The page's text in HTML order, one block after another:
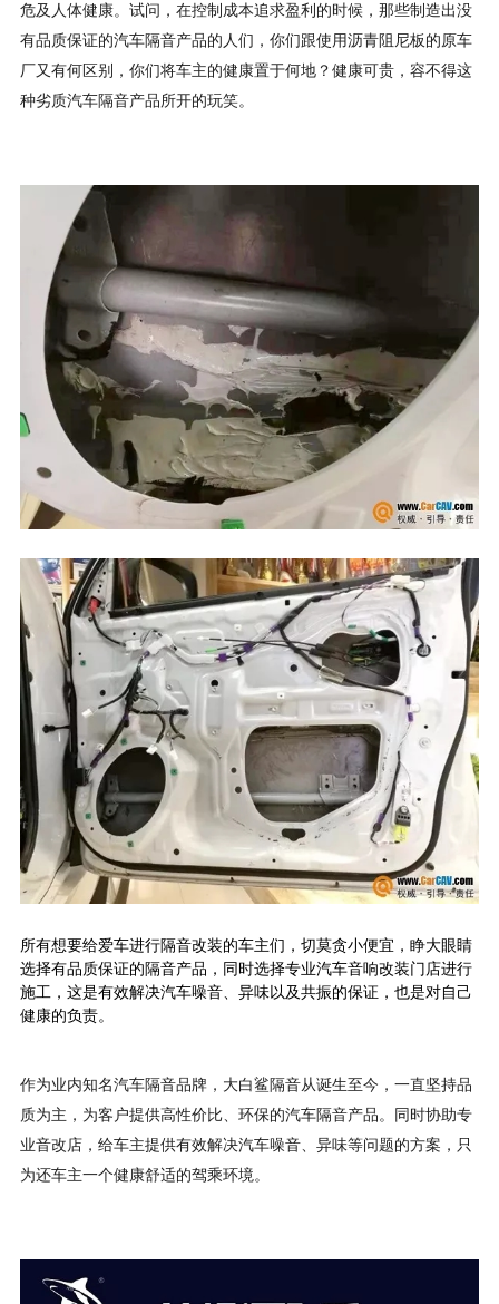
危及人体健康。试问，在控制成本追求盈利的时候，那些制造出没
有品质保证的汽车隔音产品的人们，你们跟使用沥青阻尼板的原车
厂又有何区别，你们将车主的健康置于何地？健康可贵，容不得这
种劣质汽车隔音产品所开的玩笑。
所有想要给爱车进行隔音改装的车主们，切莫贪小便宜，睁大眼睛
选择有品质保证的隔音产品，同时选择专业汽车音响改装门店进行
施工，这是有效解决汽车噪音、异味以及共振的保证，也是对自己
健康的负责。
作为业内知名汽车隔音品牌，大白鲨隔音从诞生至今，一直坚持品
质为主，为客户提供高性价比、环保的汽车隔音产品。同时协助专
业音改店，给车主提供有效解决汽车噪音、异味等问题的方案，只
为还车主一个健康舒适的驾乘环境。